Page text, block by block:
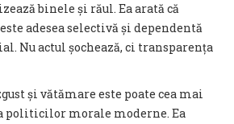
binele și răul. Ea arată că
adesea selectivă și dependentă
Nu actul șochează, ci transparența
și vătămare este poate cea mai
politicilor morale moderne. Ea